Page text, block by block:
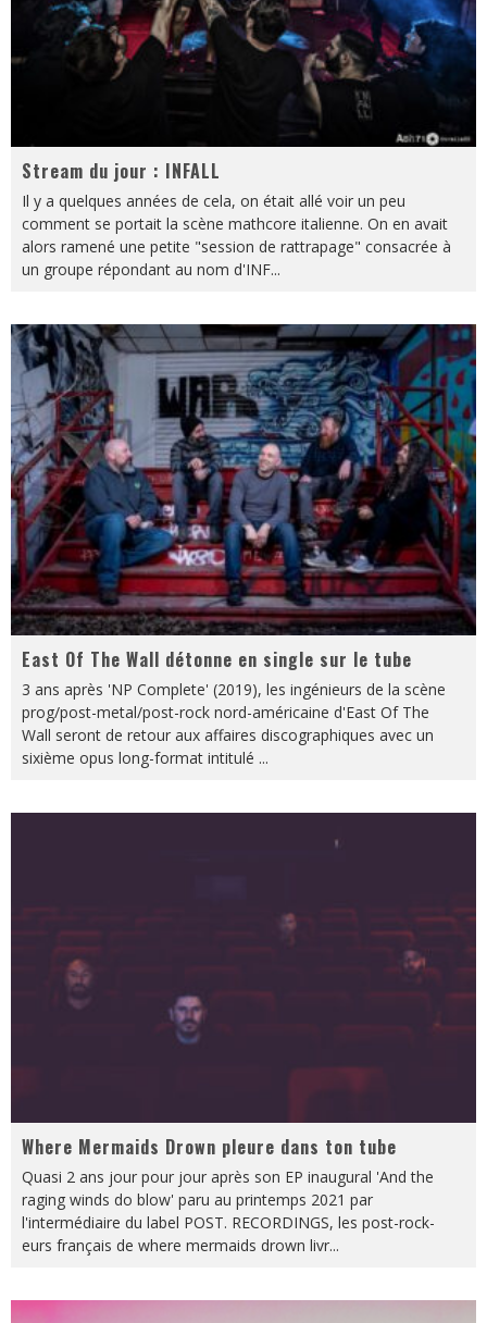
Stream du jour : INFALL
Il y a quelques années de cela, on était allé voir un peu
comment se portait la scène mathcore italienne. On en avait
alors ramené une petite "session de rattrapage" consacrée à
un groupe répondant au nom d'INF...
East Of The Wall détonne en single sur le tube
3 ans après 'NP Complete' (2019), les ingénieurs de la scène
prog/post-metal/post-rock nord-américaine d'East Of The
Wall seront de retour aux affaires discographiques avec un
sixième opus long-format intitulé ...
Where Mermaids Drown pleure dans ton tube
Quasi 2 ans jour pour jour après son EP inaugural 'And the
raging winds do blow' paru au printemps 2021 par
l'intermédiaire du label POST. RECORDINGS, les post-rock-
eurs français de where mermaids drown livr...